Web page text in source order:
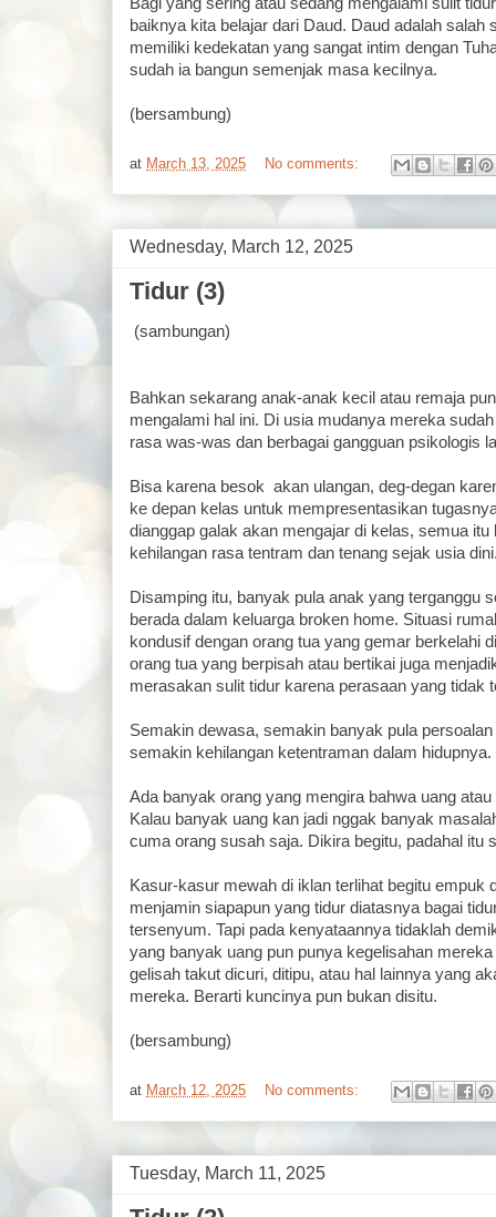
baiknya kita belajar dari Daud. Daud adalah salah
memiliki kedekatan yang sangat intim dengan
sudah ia bangun semenjak masa kecilnya.
(bersambung)
at March 13, 2025 No comments:
Wednesday, March 12, 2025
Tidur (3)
(sambungan)
Bahkan sekarang anak-anak kecil atau remaja
mengalami hal ini. Di usia mudanya mereka
rasa was-was dan berbagai gangguan psikologis
Bisa karena besok akan ulangan, deg-degan
ke depan kelas untuk mempresentasikan
dianggap galak akan mengajar di kelas, semua
kehilangan rasa tentram dan tenang sejak usia
Disamping itu, banyak pula anak yang terganggu
berada dalam keluarga broken home. Situasi
kondusif dengan orang tua yang gemar berkelahi
orang tua yang berpisah atau bertikai juga
merasakan sulit tidur karena perasaan yang tidak
Semakin dewasa, semakin banyak pula
semakin kehilangan ketentraman dalam hidupnya.
Ada banyak orang yang mengira bahwa uang
Kalau banyak uang kan jadi nggak banyak
cuma orang susah saja. Dikira begitu, padahal itu
Kasur-kasur mewah di iklan terlihat begitu empuk
menjamin siapapun yang tidur diatasnya bagai
tersenyum. Tapi pada kenyataannya tidaklah
yang banyak uang pun punya kegelisahan
gelisah takut dicuri, ditipu, atau hal lainnya yang
mereka. Berarti kuncinya pun bukan disitu.
(bersambung)
at March 12, 2025 No comments:
Tuesday, March 11, 2025